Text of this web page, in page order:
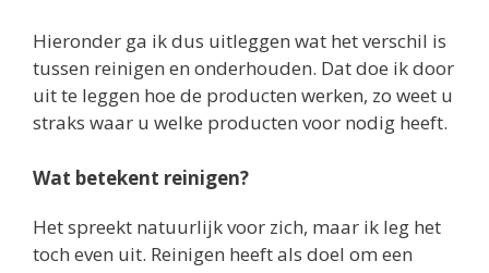
Hieronder ga ik dus uitleggen wat het verschil is
tussen reinigen en onderhouden. Dat doe ik door
uit te leggen hoe de producten werken, zo weet u
straks waar u welke producten voor nodig heeft.
Wat betekent reinigen?
Het spreekt natuurlijk voor zich, maar ik leg het
toch even uit. Reinigen heeft als doel om een